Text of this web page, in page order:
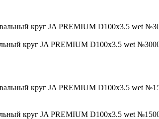
круг JA PREMIUM D100x3.5 wet
круг JA PREMIUM D100x3.5 wet